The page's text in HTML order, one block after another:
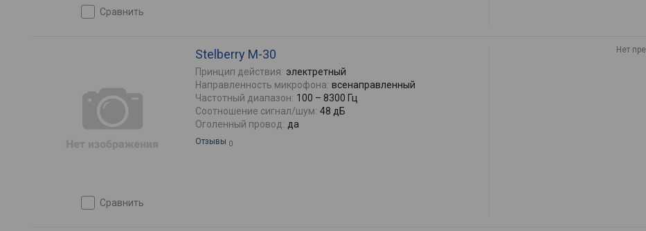
сравнить
сравнить
Stelberry M-30
Принцип действия: электретный
Направленность микрофона: всенаправленный
Частотный диапазон: 100 – 8300 Гц
Соотношение сигнал/шум: 48 дБ
Оголенный провод: да
Отзывы 0
Нет